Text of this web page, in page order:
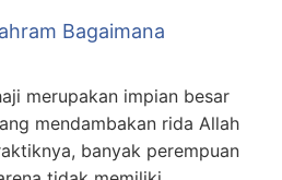
Bagaimana
merupakan impian besar
mendambakan rida Allah
banyak perempuan